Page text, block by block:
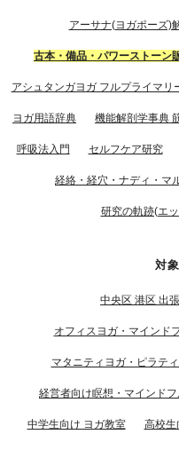
アーサナ(ヨガポーズ)
古本・備品・パワーストーン
アシュタンガヨガ フルプライマリ
ヨガ用語辞典 機能解剖学事典
呼吸法入門 セルフケア研究
経絡・経穴・ナディ・マ
研究の軌跡(エ
対
中央区 港区 出
オフィスヨガ・マインド
マタニティヨガ・ピラテ
経営者向け瞑想・マインド
中学生向け ヨガ教室 高校生